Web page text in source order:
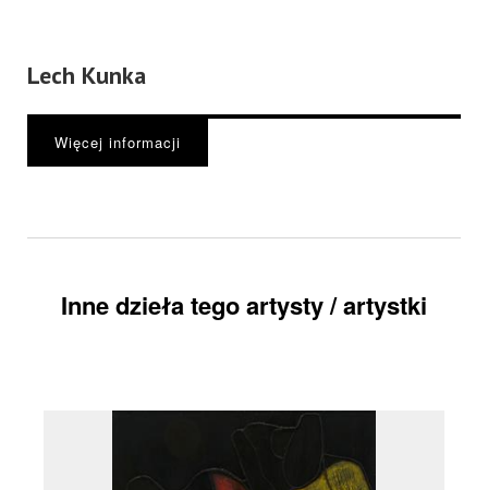
Lech Kunka
Więcej informacji
Inne dzieła tego artysty / artystki